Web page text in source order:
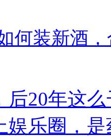
何装新酒
后20年这
娱乐圈，